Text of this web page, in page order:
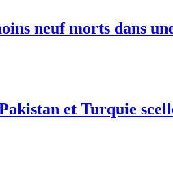
neuf morts dans
et Turquie